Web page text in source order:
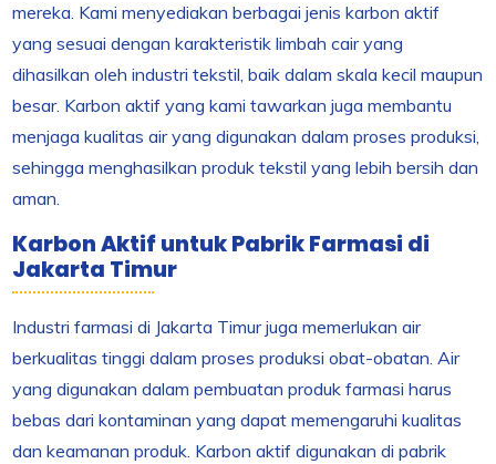
mereka. Kami menyediakan berbagai jenis karbon aktif
yang sesuai dengan karakteristik limbah cair yang
dihasilkan oleh industri tekstil, baik dalam skala kecil maupun
besar. Karbon aktif yang kami tawarkan juga membantu
menjaga kualitas air yang digunakan dalam proses produksi,
sehingga menghasilkan produk tekstil yang lebih bersih dan
aman.
Karbon Aktif untuk Pabrik Farmasi di
Jakarta Timur
Industri farmasi di Jakarta Timur juga memerlukan air
berkualitas tinggi dalam proses produksi obat-obatan. Air
yang digunakan dalam pembuatan produk farmasi harus
bebas dari kontaminan yang dapat memengaruhi kualitas
dan keamanan produk. Karbon aktif digunakan di pabrik